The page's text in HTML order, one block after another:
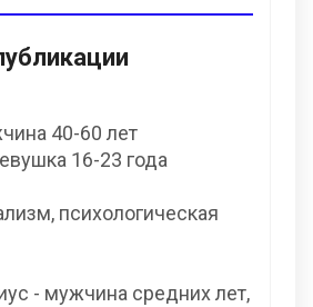
40-60 лет
16-23 года
психологическая
- мужчина средних лет,